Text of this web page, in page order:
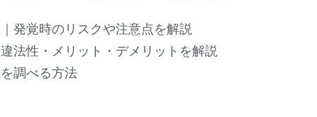
発覚時のリスクや注意点を解説
法性・メリット・デメリットを解説
調べる方法